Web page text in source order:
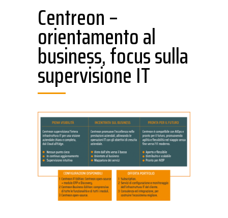
Centreon –
orientamento al
business, focus sulla
supervisione IT